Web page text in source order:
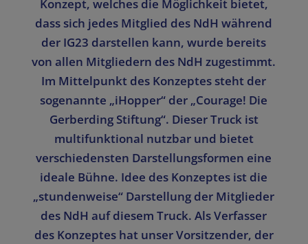
Konzept, welches die Möglichkeit bietet,
dass sich jedes Mitglied des NdH während
der IG23 darstellen kann, wurde bereits
von allen Mitgliedern des NdH zugestimmt.
Im Mittelpunkt des Konzeptes steht der
sogenannte „iHopper“ der „Courage! Die
Gerberding Stiftung“. Dieser Truck ist
multifunktional nutzbar und bietet
verschiedensten Darstellungsformen eine
ideale Bühne. Idee des Konzeptes ist die
„stundenweise“ Darstellung der Mitglieder
des NdH auf diesem Truck. Als Verfasser
des Konzeptes hat unser Vorsitzender, der